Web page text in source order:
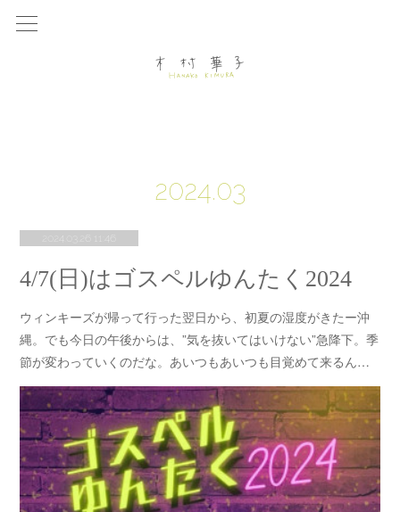
2024.03
4/7(日)はゴスペルゆんたく2024
ウィンキーズが帰って行った翌日から、初夏の湿度がきたー沖
縄。でも今日の午後からは、”気を抜いてはいけない”急降下。季
節が変わっていくのだな。あいつもあいつも目覚めて来るん…